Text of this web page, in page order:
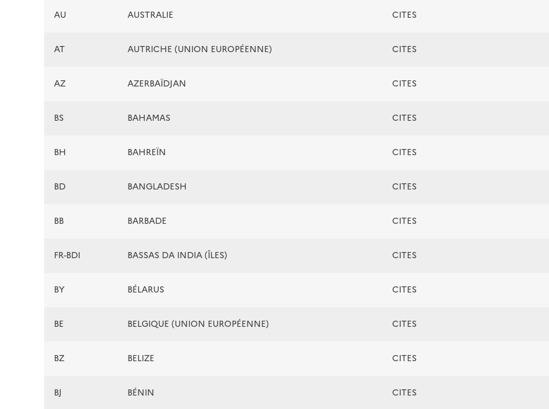
AU AUSTRALIE CITES
AT AUTRICHE (UNION EUROPÉENNE) CITES
AZ AZERBAÏDJAN CITES
BS BAHAMAS CITES
BH BAHREÏN CITES
BD BANGLADESH CITES
BB BARBADE CITES
FR-BDI BASSAS DA INDIA (ÎLES) CITES
BY BÉLARUS CITES
BE BELGIQUE (UNION EUROPÉENNE) CITES
BZ BELIZE CITES
BJ BÉNIN CITES